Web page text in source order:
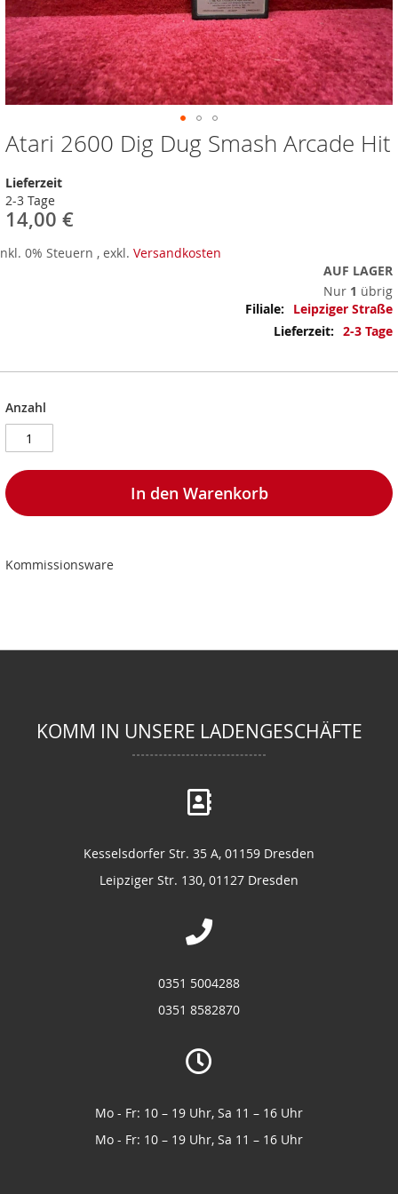
Atari 2600 Dig Dug Smash Arcade Hit
Lieferzeit
2-3 Tage
14,00 €
0% Steuern , exkl. Versandkosten
AUF LAGER
Nur 1 übrig
Mehr
Informationen
Leipziger Straße
2-3 Tage
Anzahl
In den Warenkorb
Kommissionsware
Zum
Anfang
der
Bildergalerie
springen
KOMM IN UNSERE LADENGESCHÄFTE
Kesselsdorfer Str. 35 A, 01159 Dresden
Leipziger Str. 130, 01127 Dresden
0351 5004288
0351 8582870
Mo - Fr: 10 – 19 Uhr, Sa 11 – 16 Uhr
Mo - Fr: 10 – 19 Uhr, Sa 11 – 16 Uhr